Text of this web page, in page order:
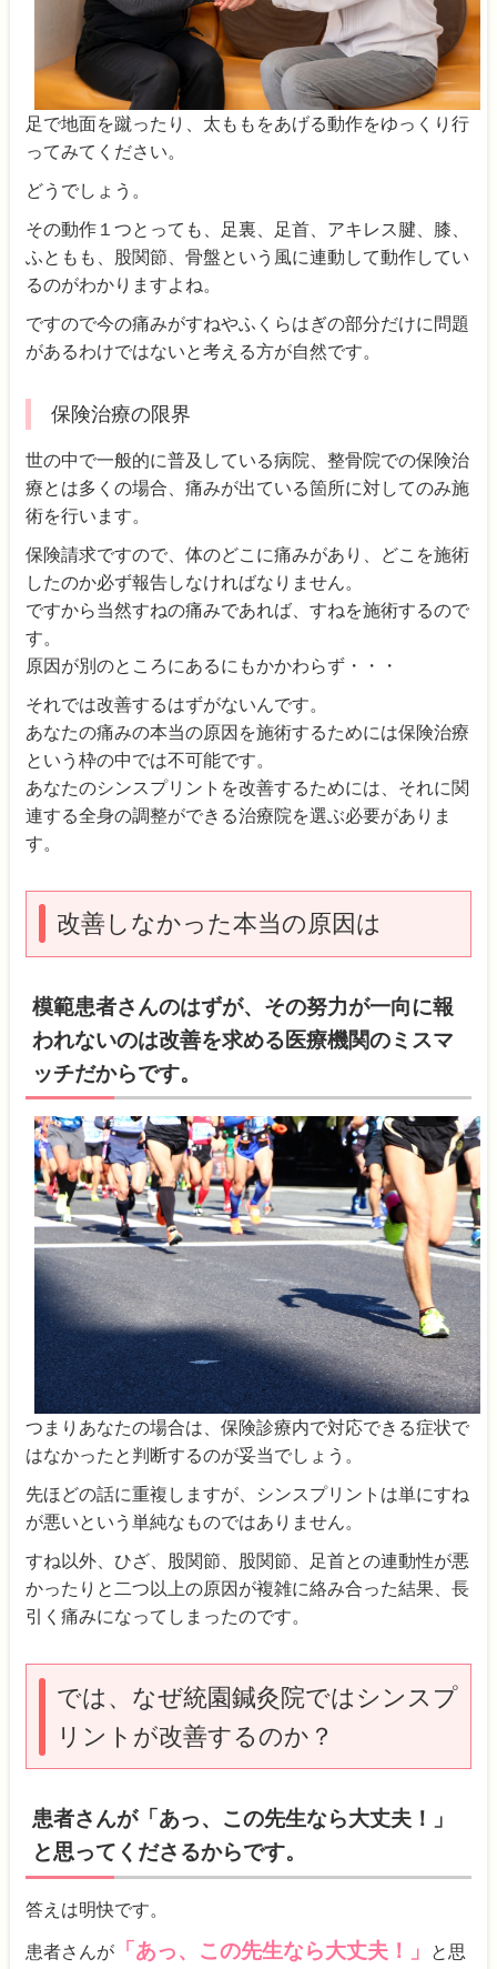
足で地面を蹴ったり、太ももをあげる動作をゆっくり行
ってみてください。
どうでしょう。
その動作１つとっても、足裏、足首、アキレス腱、膝、
ふともも、股関節、骨盤という風に連動して動作してい
るのがわかりますよね。
ですので今の痛みがすねやふくらはぎの部分だけに問題
があるわけではないと考える方が自然です。
保険治療の限界
世の中で一般的に普及している病院、整骨院での保険治
療とは多くの場合、痛みが出ている箇所に対してのみ施
術を行います。
保険請求ですので、体のどこに痛みがあり、どこを施術
したのか必ず報告しなければなりません。
ですから当然すねの痛みであれば、すねを施術するので
す。
原因が別のところにあるにもかかわらず・・・
それでは改善するはずがないんです。
あなたの痛みの本当の原因を施術するためには保険治療
という枠の中では不可能です。
あなたのシンスプリントを改善するためには、それに関
連する全身の調整ができる治療院を選ぶ必要がありま
す。
改善しなかった本当の原因は
模範患者さんのはずが、その努力が一向に報
われないのは改善を求める医療機関のミスマ
ッチだからです。
つまりあなたの場合は、保険診療内で対応できる症状で
はなかったと判断するのが妥当でしょう。
先ほどの話に重複しますが、シンスプリントは単にすね
が悪いという単純なものではありません。
すね以外、ひざ、股関節、股関節、足首との連動性が悪
かったりと二つ以上の原因が複雑に絡み合った結果、長
引く痛みになってしまったのです。
では、なぜ統園鍼灸院ではシンスプ
リントが改善するのか？
患者さんが「あっ、この先生なら大丈夫！」
と思ってくださるからです。
答えは明快です。
患者さんが 「あっ、この先生なら大丈夫！」
と思